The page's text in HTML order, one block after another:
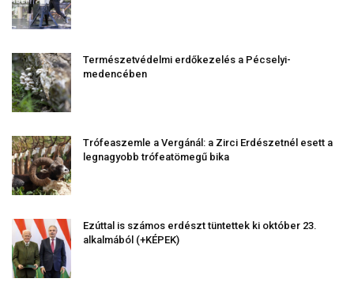
Természetvédelmi erdőkezelés a Pécselyi-
medencében
Trófeaszemle a Vergánál: a Zirci Erdészetnél esett a
legnagyobb trófeatömegű bika
Ezúttal is számos erdészt tüntettek ki október 23.
alkalmából (+KÉPEK)